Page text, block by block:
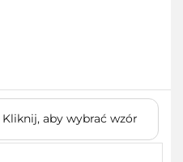
Kliknij, aby wybrać wzór